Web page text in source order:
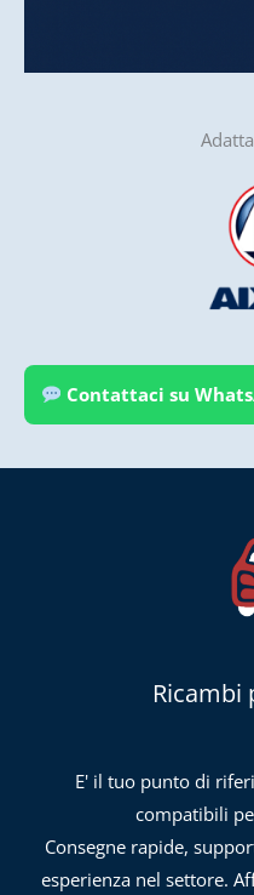
Contattaci su
Ricambi
E' il tuo punto di
compatibili
Consegne rapide,
esperienza nel settore.